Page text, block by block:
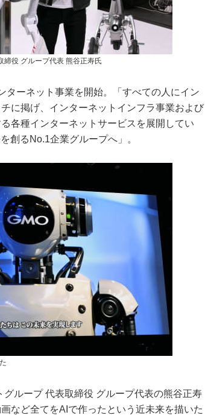
締役 グループ代表 熊谷正寿氏
ターネット事業を開始。「すべての人にイン
に掲げ、インターネットインフラ事業および
各種インターネットサービスを展開してい
創るNo.1企業グループへ」。
ループ 代表取締役 グループ代表の熊谷正寿
など全てをAIで作ったという近未来を描いた